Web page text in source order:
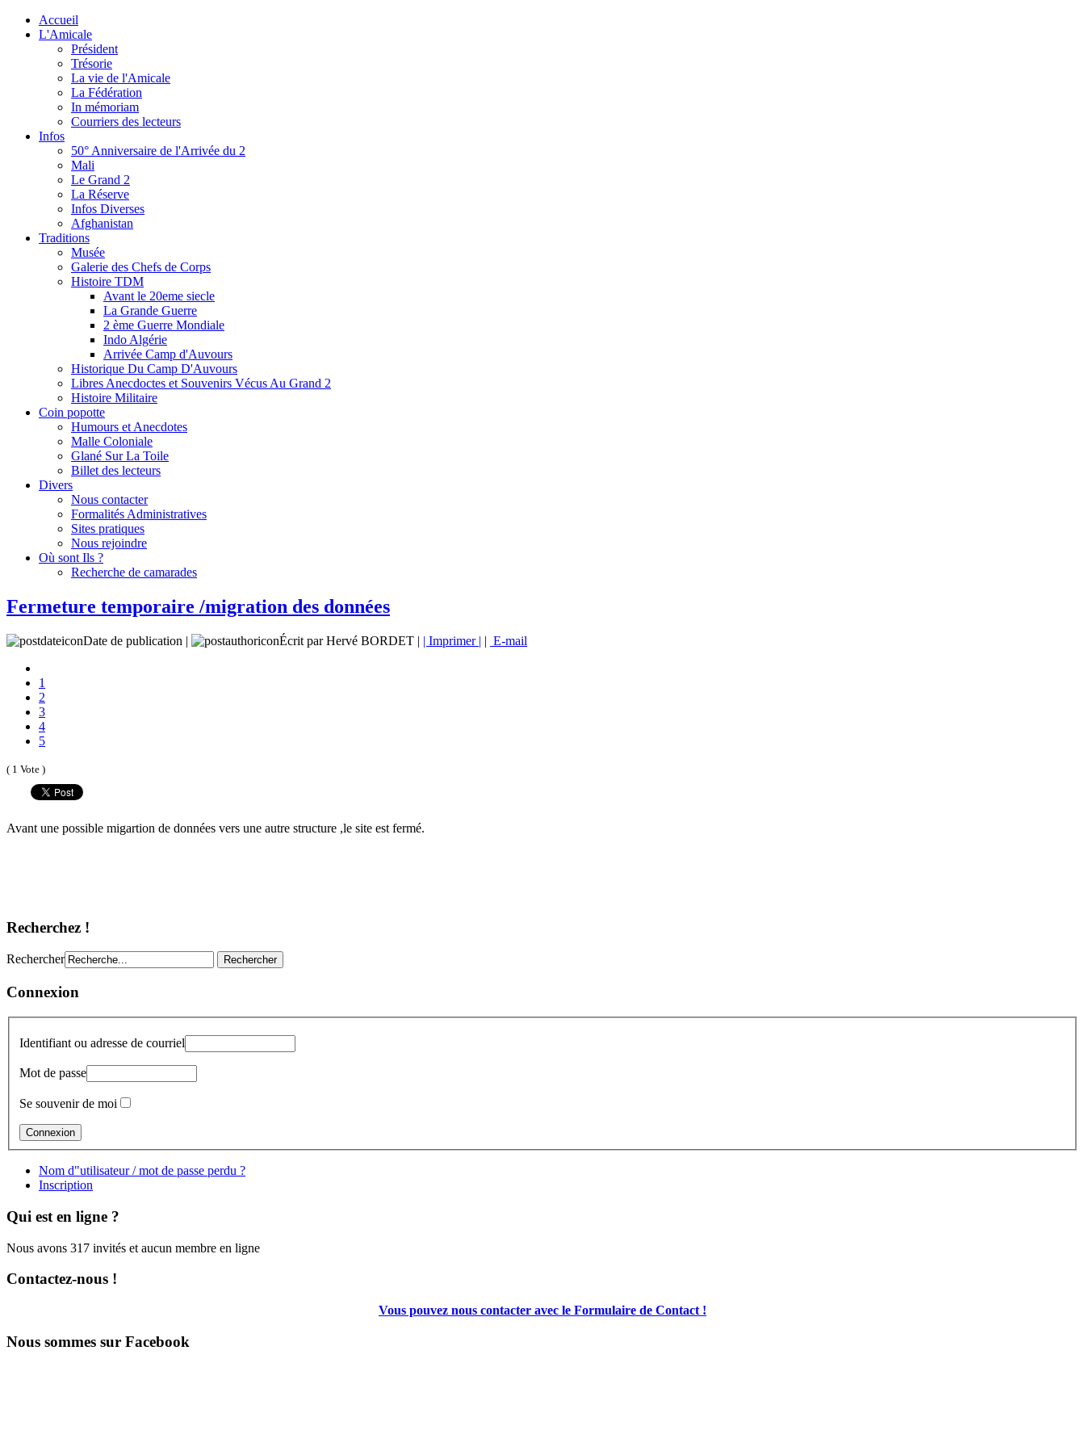
Accueil
L'Amicale
Président
Trésorie
La vie de l'Amicale
La Fédération
In mémoriam
Courriers des lecteurs
Infos
50° Anniversaire de l'Arrivée du 2
Mali
Le Grand 2
La Réserve
Infos Diverses
Afghanistan
Traditions
Musée
Galerie des Chefs de Corps
Histoire TDM
Avant le 20eme siecle
La Grande Guerre
2 ème Guerre Mondiale
Indo Algérie
Arrivée Camp d'Auvours
Historique Du Camp D'Auvours
Libres Anecdoctes et Souvenirs Vécus Au Grand 2
Histoire Militaire
Coin popotte
Humours et Anecdotes
Malle Coloniale
Glané Sur La Toile
Billet des lecteurs
Divers
Nous contacter
Formalités Administratives
Sites pratiques
Nous rejoindre
Où sont Ils ?
Recherche de camarades
Fermeture temporaire /migration des données
Date de publication | Écrit par Hervé BORDET | | Imprimer | | E-mail
1
2
3
4
5
( 1 Vote )
Avant une possible migartion de données vers une autre structure ,le site est fermé.
Recherchez !
Rechercher
Connexion
Identifiant ou adresse de courriel
Mot de passe
Se souvenir de moi
Nom d"utilisateur / mot de passe perdu ?
Inscription
Qui est en ligne ?
Nous avons 317 invités et aucun membre en ligne
Contactez-nous !
Vous pouvez nous contacter avec le Formulaire de Contact !
Nous sommes sur Facebook